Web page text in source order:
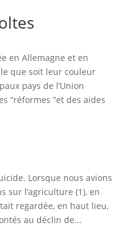
en Allemagne et en
que soit leur couleur
pays de l’Union
“réformes ”et des aides
Lorsque nous avions
sur l’agriculture (1), en
regardée, en haut lieu,
au déclin de...